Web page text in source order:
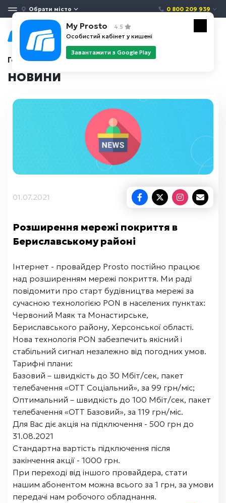
Обрати місто 0 800 209 939
Головна Новини
НОВИНИ
01.07.2021
Розширення мережі покриття в
Бериславському районі
Інтернет - провайдер Prosto постійно працює
над розширенням мережі покриття. Ми раді
повідомити про старт будівництва мережі за
сучасною технологією PON в населених пунктах:
Червоний Маяк та Монастирське,
Бериславського району, Херсонської області.
Нова технологія PON забезпечить якісний і
стабільний сигнал незалежно від погодних умов.
Тарифні плани:
Базовий – швидкість до 30 Мбіт/сек, пакет
телебачення «ОТТ Соціальний», за 99 грн/міс;
Оптимальний – швидкість до 100 Мбіт/сек, пакет
телебачення «ОТТ Базовий», за 119 грн/міс.
Для Вас діє акція на підключення - 500 грн до
31.08.2021
Стандартна вартість підключення після
закінчення акції - 1000 грн.
При переході від іншого провайдера, стати
нашим абонентом можна всього за 1 грн, за умови
передачі нам робочого обладнання.
My Prosto 4.5
Особистий кабінет у кишені
Завантажити з Google Play